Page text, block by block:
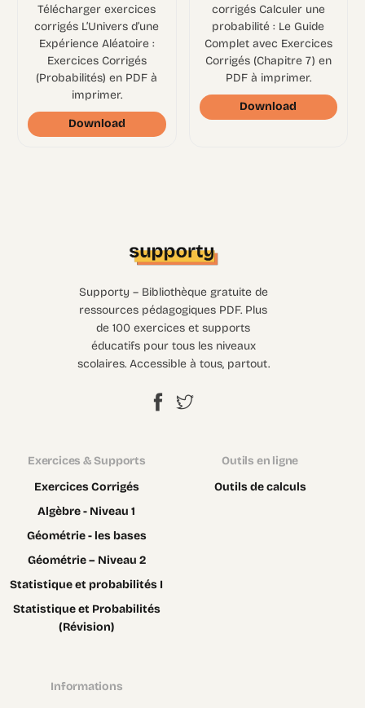
Télécharger exercices
corrigés L’Univers d’une
Expérience Aléatoire :
Exercices Corrigés
(Probabilités) en PDF à
imprimer.
Download
corrigés Calculer une
probabilité : Le Guide
Complet avec Exercices
Corrigés (Chapitre 7) en
PDF à imprimer.
Download
Supporty – Bibliothèque gratuite de
ressources pédagogiques PDF. Plus
de 100 exercices et supports
éducatifs pour tous les niveaux
scolaires. Accessible à tous, partout.
Exercices & Supports
Exercices Corrigés
Algèbre - Niveau 1
Géométrie - les bases
Géométrie – Niveau 2
Statistique et probabilités I
Statistique et Probabilités
(Révision)
Outils en ligne
Outils de calculs
Informations